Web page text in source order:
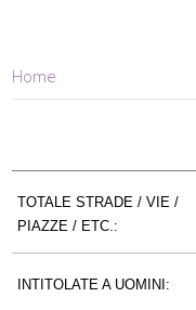
Home
TOTALE STRADE / VIE /
PIAZZE / ETC.:
INTITOLATE A UOMINI: